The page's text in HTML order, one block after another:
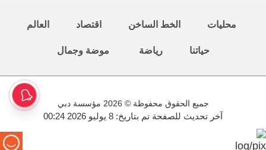
محليات الخط الساخن اقتصاد العالم
حياتنا رياضة موضة وجمال
جميع الحقوق محفوظة © 2026 مؤسسة دبي
آخر تحديث للصفحة تم بتاريخ: 8 يوليو 2026 00:24